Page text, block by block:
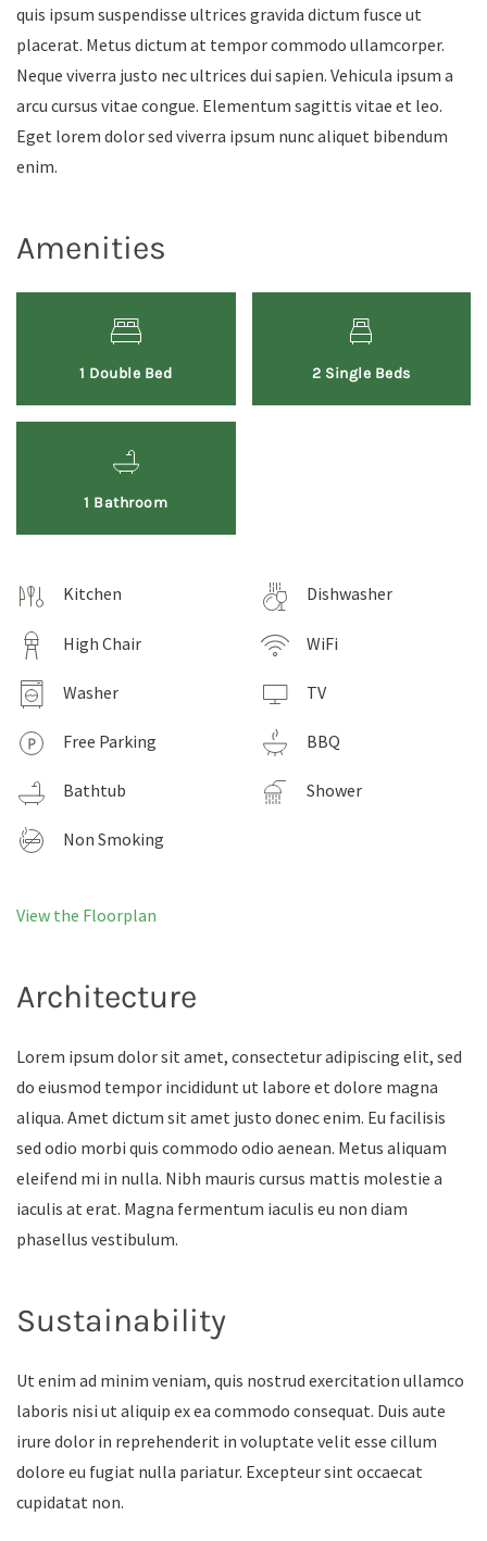
quis ipsum suspendisse ultrices gravida dictum fusce ut
placerat. Metus dictum at tempor commodo ullamcorper.
Neque viverra justo nec ultrices dui sapien. Vehicula ipsum a
arcu cursus vitae congue. Elementum sagittis vitae et leo.
Eget lorem dolor sed viverra ipsum nunc aliquet bibendum
enim.
Amenities
1 Double Bed 2 Single Beds
1 Bathroom
Kitchen Dishwasher
High Chair WiFi
Washer TV
Free Parking BBQ
Bathtub Shower
Non Smoking
View the Floorplan
Architecture
Lorem ipsum dolor sit amet, consectetur adipiscing elit, sed
do eiusmod tempor incididunt ut labore et dolore magna
aliqua. Amet dictum sit amet justo donec enim. Eu facilisis
sed odio morbi quis commodo odio aenean. Metus aliquam
eleifend mi in nulla. Nibh mauris cursus mattis molestie a
iaculis at erat. Magna fermentum iaculis eu non diam
phasellus vestibulum.
Sustainability
Ut enim ad minim veniam, quis nostrud exercitation ullamco
laboris nisi ut aliquip ex ea commodo consequat. Duis aute
irure dolor in reprehenderit in voluptate velit esse cillum
dolore eu fugiat nulla pariatur. Excepteur sint occaecat
cupidatat non.